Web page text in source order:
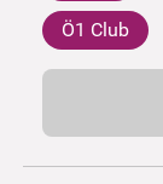
Ö1 Club